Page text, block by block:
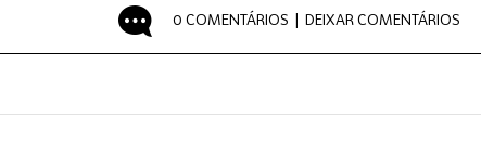
0 COMENTÁRIOS | DEIXAR COMENTÁRIOS